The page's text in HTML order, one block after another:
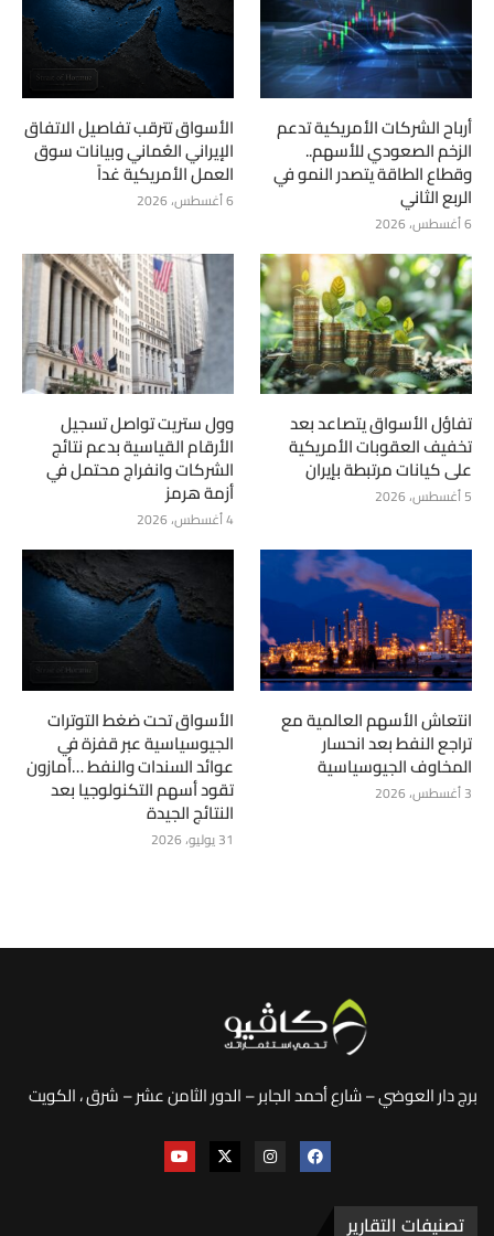
أرباح الشركات الأمريكية تدعم
الزخم الصعودي للأسهم..
وقطاع الطاقة يتصدر النمو في
الربع الثاني
6 أغسطس، 2026
الأسواق تترقب تفاصيل الاتفاق
الإيراني العُماني وبيانات سوق
العمل الأمريكية غداً
6 أغسطس، 2026
تفاؤل الأسواق يتصاعد بعد
تخفيف العقوبات الأمريكية
على كيانات مرتبطة بإيران
5 أغسطس، 2026
وول ستريت تواصل تسجيل
الأرقام القياسية بدعم نتائج
الشركات وانفراج محتمل في
أزمة هرمز
4 أغسطس، 2026
انتعاش الأسهم العالمية مع
تراجع النفط بعد انحسار
المخاوف الجيوسياسية
3 أغسطس، 2026
الأسواق تحت ضغط التوترات
الجيوسياسية عبر قفزة في
عوائد السندات والنفط …أمازون
تقود أسهم التكنولوجيا بعد
النتائج الجيدة
31 يوليو، 2026
برج دار العوضي – شارع أحمد الجابر – الدور الثامن عشر – شرق ، الكويت
تصنيفات التقارير